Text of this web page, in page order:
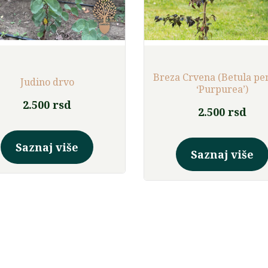
Judino drvo
2.500 rsd
Saznaj više
proizvod
Breza Crvena (Betula
‘Purpurea’)
2.500 rsd
Saznaj više